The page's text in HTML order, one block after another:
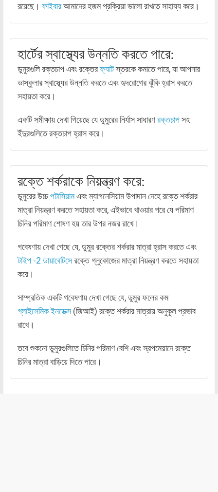
রয়েছে। ফাইবারআমাদের হজম প্রক্রিয়া ভালো রাখতে সাহায্য করে।
হার্টের স্বাস্থ্যের উন্নতি করতে পারে:
ডুমুরগুলি রক্তচাপ এবং রক্তেরফ্যাটস্তরকে কমাতে পারে, যা আপনার
ভাস্কুলার স্বাস্থ্যের উন্নতি করতে এবং হৃদরোগের ঝুঁকি হ্রাস করতে
সহায়তা করে।
একটি সমীক্ষায় দেখা গিয়েছে যে ডুমুরের নির্যাস সাধারণরক্তচাপসহ
ইঁদুরগুলিতে রক্তচাপ হ্রাস করে।
রক্তে শর্করাকে নিয়ন্ত্রণ করে:
ডুমুরের উচ্চপটাসিয়ামএবং ম্যাগনেসিয়াম উপাদান দেহে রক্তে শর্করার
মাত্রা নিয়ন্ত্রণ করতে সহায়তা করে, এইভাবে খাওয়ার পরে যে পরিমাণ
চিনির পরিমাণ শোষণ হয় তার উপর নজর রাখে।
গবেষণায় দেখা গেছে যে, ডুমুর রক্তের শর্করার মাত্রা হ্রাস করতে এবং
টাইপ -2 ডায়াবেটিসেরক্তে গ্লুকোজের মাত্রা নিয়ন্ত্রণ করতে সহায়তা
করে।
সাম্প্রতিক একটি গবেষণায় দেখা গেছে যে, ডুমুর ফলের কম
গ্লাইসেমিক ইনডেক্স(জিআই) রক্তে শর্করার মাত্রায় অনুকূল প্রভাব
রাখে।
তবে শুকনো ডুমুরগুলিতে চিনির পরিমাণ বেশি এবং স্বল্পমেয়াদে রক্তে
চিনির মাত্রা বাড়িয়ে দিতে পারে।